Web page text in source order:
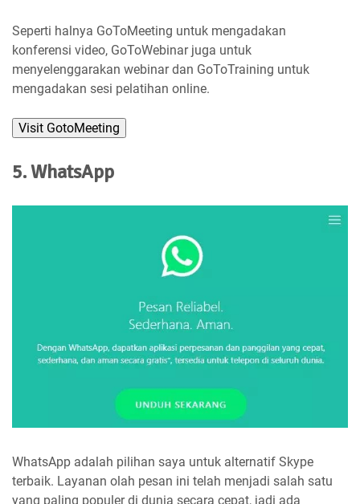
Seperti halnya GoToMeeting untuk mengadakan
konferensi video, GoToWebinar juga untuk
menyelenggarakan webinar dan GoToTraining untuk
mengadakan sesi pelatihan online.
Visit GotoMeeting
5. WhatsApp
WhatsApp adalah pilihan saya untuk alternatif Skype
terbaik. Layanan olah pesan ini telah menjadi salah satu
yang paling populer di dunia secara cepat, jadi ada